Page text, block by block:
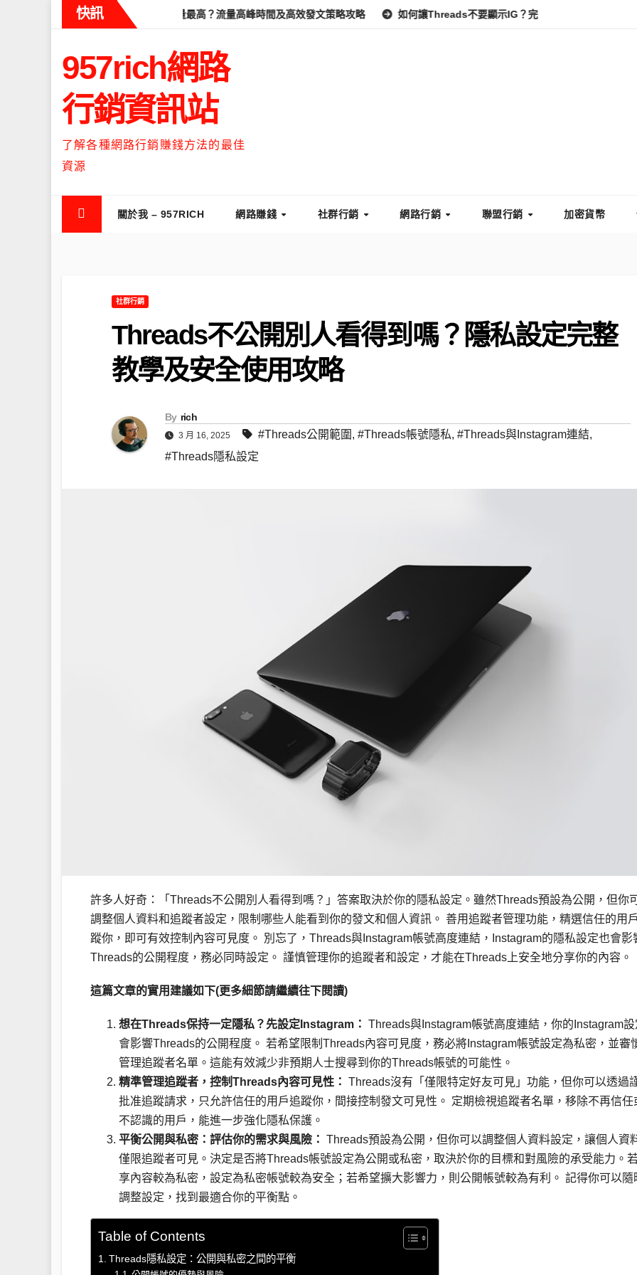
快訊
Threads什麼時候流量最高？流量高峰時間及高效發文策略攻略 如何讓Threads不要顯示IG？完整教學：高效管理你的線上隱私與
957rich網路
行銷資訊站
了解各種網路行銷賺錢方法的最佳
資源
關於我 – 957RICH 網路賺錢 社群行銷 網路行銷 聯盟行銷 加密貨幣
社群行銷
Threads不公開別人看得到嗎？隱私設定完整
教學及安全使用攻略
By rich
3 月 16, 2025 #Threads公開範圍 , #Threads帳號隱私, #Threads與Instagram連結,
#Threads隱私設定
許多人好奇：「Threads不公開別人看得到嗎？」答案取決於你的隱私設定。雖然Threads預設為公開，但你
調整個人資料和追蹤者設定，限制哪些人能看到你的發文和個人資訊。 善用追蹤者管理功能，精選信任的用
蹤你，即可有效控制內容可見度。 別忘了，Threads與Instagram帳號高度連結，Instagram的隱私設定也會影
Threads的公開程度，務必同時設定。 謹慎管理你的追蹤者和設定，才能在Threads上安全地分享你的內容。
這篇文章的實用建議如下(更多細節請繼續往下閱讀)
想在Threads保持一定隱私？先設定Instagram： Threads與Instagram帳號高度連結，你的Instagram設
會影響Threads的公開程度。 若希望限制Threads內容可見度，務必將Instagram帳號設定為私密，並審
管理追蹤者名單。這能有效減少非預期人士搜尋到你的Threads帳號的可能性。
精準管理追蹤者，控制Threads內容可見性： Threads沒有「僅限特定好友可見」功能，但你可以透過
批准追蹤請求，只允許信任的用戶追蹤你，間接控制發文可見性。 定期檢視追蹤者名單，移除不再信任
不認識的用戶，能進一步強化隱私保護。
平衡公開與私密：評估你的需求與風險： Threads預設為公開，但你可以調整個人資料設定，讓個人資
僅限追蹤者可見。決定是否將Threads帳號設定為公開或私密，取決於你的目標和對風險的承受能力。
享內容較為私密，設定為私密帳號較為安全；若希望擴大影響力，則公開帳號較為有利。 記得你可以隨
調整設定，找到最適合你的平衡點。
Table of Contents
Threads隱私設定：公開與私密之間的平衡